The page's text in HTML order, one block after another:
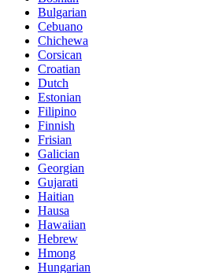
Bulgarian
Cebuano
Chichewa
Corsican
Croatian
Dutch
Estonian
Filipino
Finnish
Frisian
Galician
Georgian
Gujarati
Haitian
Hausa
Hawaiian
Hebrew
Hmong
Hungarian